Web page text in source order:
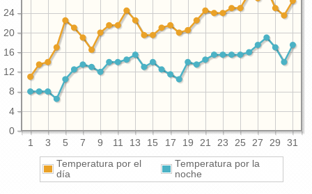
1 3 5 7 9 11 13 15 17 19 21 23 25 27 29 31
0
4
8
12
16
20
24
Temperatura por el
día
Temperatura por la
noche